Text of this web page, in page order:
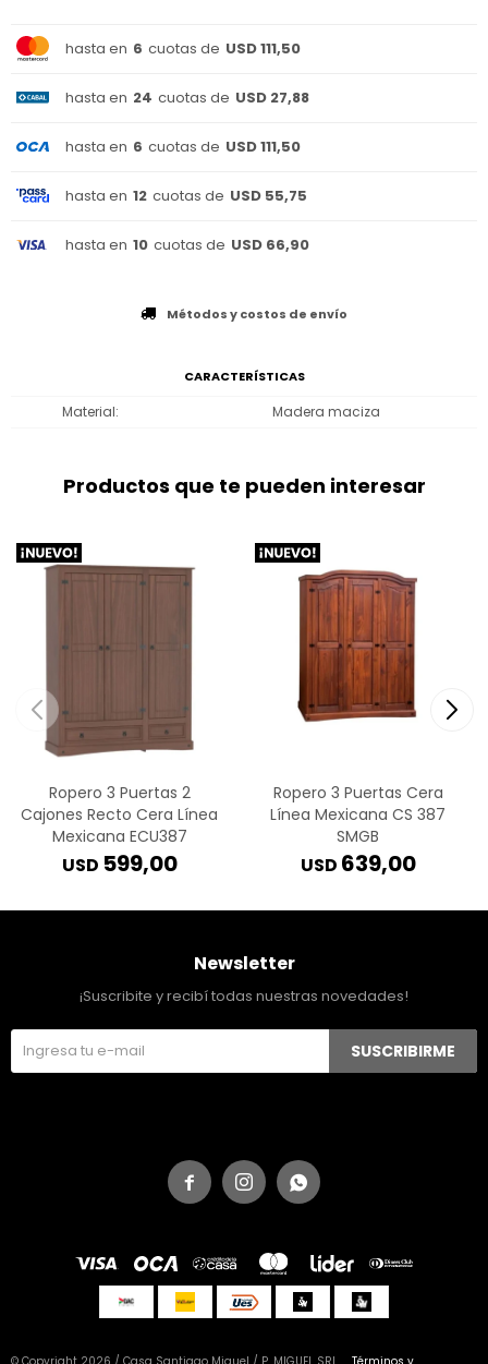
hasta en 6 cuotas de USD 111,50
hasta en 24 cuotas de USD 27,88
hasta en 6 cuotas de USD 111,50
hasta en 12 cuotas de USD 55,75
hasta en 10 cuotas de USD 66,90
Métodos y costos de envío
CARACTERÍSTICAS
Material Madera maciza
Productos que te pueden interesar
Ropero 3 Puertas 2
Cajones Recto Cera Línea
Mexicana ECU387
USD 599,00
Ropero 3 Puertas Cera
Línea Mexicana CS 387
SMGB
USD 639,00
  
Newsletter
¡Suscribite y recibí todas nuestras novedades!
SUSCRIBIRME